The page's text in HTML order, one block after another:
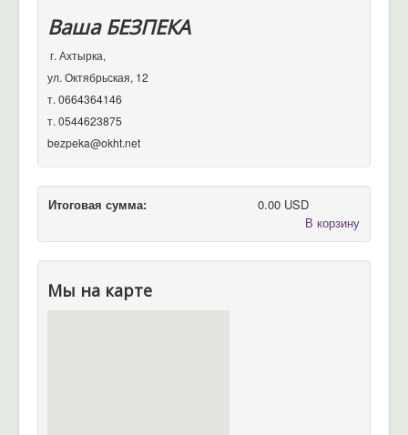
Ваша БЕЗПЕКА
г. Ахтырка,
ул. Октябрьская, 12
т. 0664364146
т. 0544623875
bezpeka@okht.net
Итоговая сумма:
0.00 USD
В корзину
Мы на карте